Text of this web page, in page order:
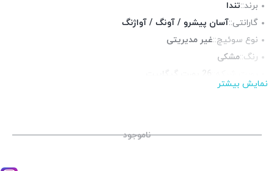
برند::تندا
گارانتی::آسان پیشرو / آونگ / آواژنگ
نوع سوئیچ::غیر مدیریتی
رنگ::مشکی
پورت Up-Link::
نمایش بیشتر
ناموجود